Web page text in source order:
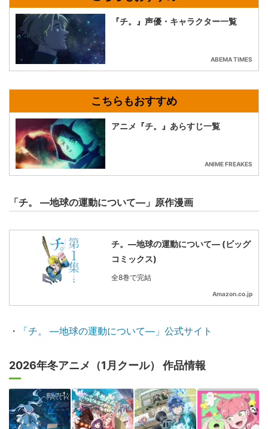
『チ。』声優・キャラクター一覧
ABEMA TIMES
アニメ『チ。』あらすじ一覧
ANIME FREAKES
「チ。 ―地球の運動について―」原作漫画
チ。―地球の運動について― (ビッグ
コミックス)
全8巻で完結
Amazon.co.jp
・ 「チ。 ―地球の運動について―」公式サイト
2026年冬アニメ（1月クール） 作品情報